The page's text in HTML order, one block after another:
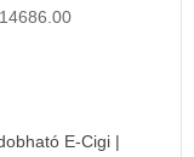
E-Cigi |